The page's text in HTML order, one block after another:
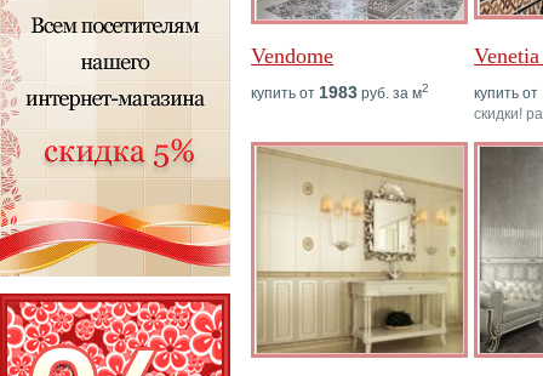
Vendome
купить от 1983 руб. за м2 купить от
скидки!